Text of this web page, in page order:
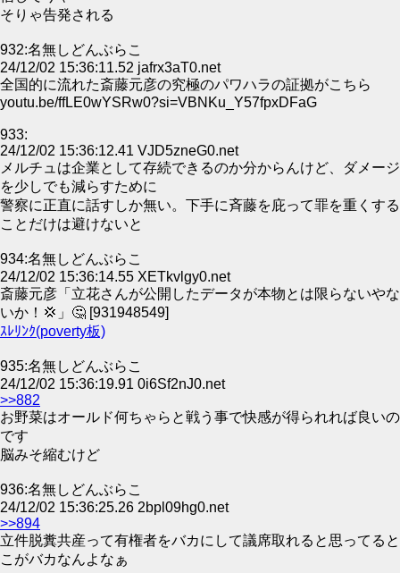
そりゃ告発される
932:名無しどんぶらこ
24/12/02 15:36:11.52 jafrx3aT0.net
全国的に流れた斎藤元彦の究極のパワハラの証拠がこちら
youtu.be/ffLE0wYSRw0?si=VBNKu_Y57fpxDFaG
933:
24/12/02 15:36:12.41 VJD5zneG0.net
メルチュは企業として存続できるのか分からんけど、ダメージ
を少しでも減らすために
警察に正直に話すしか無い。下手に斉藤を庇って罪を重くする
ことだけは避けないと
934:名無しどんぶらこ
24/12/02 15:36:14.55 XETkvlgy0.net
斎藤元彦「立花さんが公開したデータが本物とは限らないやな
いか！💢」🤔 [931948549]
ｽﾚﾘﾝｸ(poverty板)
935:名無しどんぶらこ
24/12/02 15:36:19.91 0i6Sf2nJ0.net
>>882
お野菜はオールド何ちゃらと戦う事で快感が得られれば良いの
です
脳みそ縮むけど
936:名無しどんぶらこ
24/12/02 15:36:25.26 2bpl09hg0.net
>>894
立件脱糞共産って有権者をバカにして議席取れると思ってると
こがバカなんよなぁ